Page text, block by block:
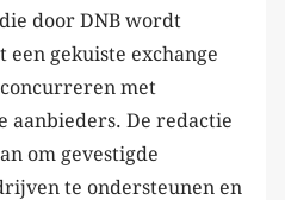
door DNB wordt
een gekuiste exchange
met
aanbieders. De redactie
om gevestigde
te ondersteunen en